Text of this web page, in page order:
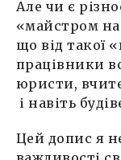
Але чи є
«майстром на
що від такої
працівники
юристи,
і навіть
Цей допис я